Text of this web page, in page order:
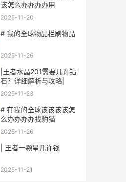
该怎么办办办办用
2025-11-20
# 我的全球物品栏刷物品
2025-11-26
|王者水晶201需要几许钻
石？详细解析与攻略|
2025-11-23
# 在我的全球该该该该怎
么办办办办找豹猫
2025-11-26
| 王者一颗星几许钱
2025-11-21